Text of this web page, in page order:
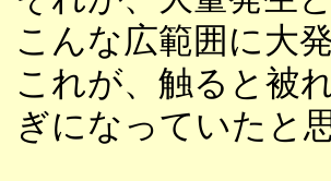
こんな広範囲に大
これが、触ると被
ぎになっていたと